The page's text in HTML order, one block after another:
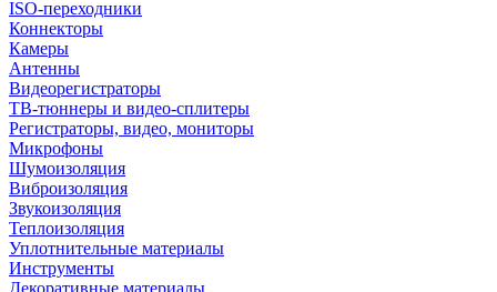
ISO-переходники
Коннекторы
Камеры
Антенны
Видеорегистраторы
ТВ-тюннеры и видео-сплитеры
Регистраторы, видео, мониторы
Микрофоны
Шумоизоляция
Виброизоляция
Звукоизоляция
Теплоизоляция
Уплотнительные материалы
Инструменты
Декоративные материалы